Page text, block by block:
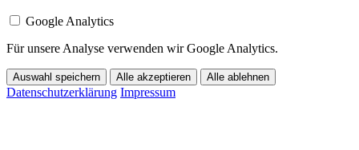
Google Analytics
Für unsere Analyse verwenden wir Google Analytics.
Auswahl speichern Alle akzeptieren Alle ablehnen
Datenschutzerklärung Impressum